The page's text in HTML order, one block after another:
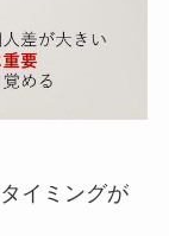
イミングが